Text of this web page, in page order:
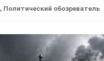
, Политический обозреватель